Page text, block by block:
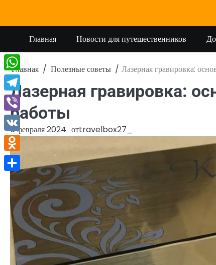
содержимому
Главная Новости для путешественников
Главная Полезные советы Лазерная гравировка:
Лазерная гравировка:
работы
6 февраля 2024 отtravelbox27_
WhatsApp
Telegram
Viber
VK
Odnoklassniki
Отправить